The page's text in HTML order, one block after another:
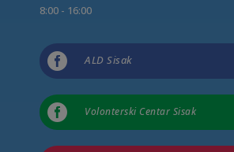
8:00 - 16:00
 ALD Sisak
 Volonterski Centar Sisak